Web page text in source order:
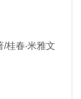
桂春‧米雅文